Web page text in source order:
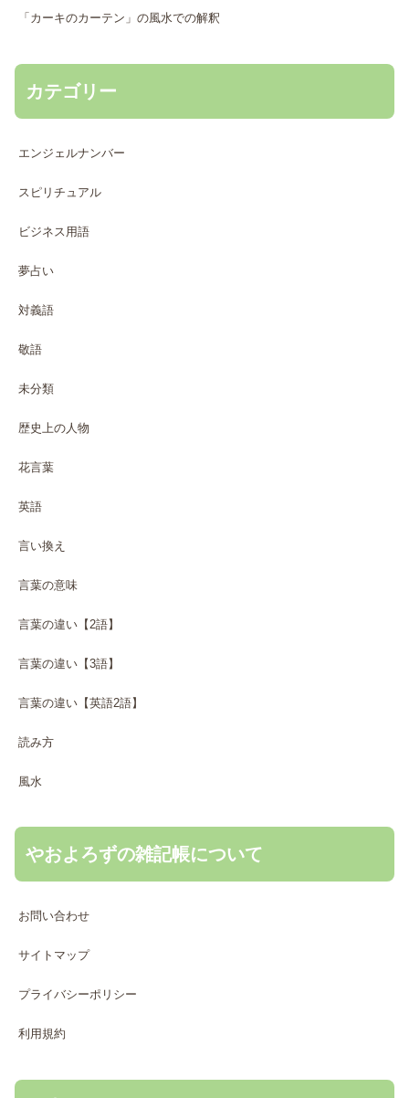
「カーキのカーテン」の風水での解釈
カテゴリー
エンジェルナンバー
スピリチュアル
ビジネス用語
夢占い
対義語
敬語
未分類
歴史上の人物
花言葉
英語
言い換え
言葉の意味
言葉の違い【2語】
言葉の違い【3語】
言葉の違い【英語2語】
読み方
風水
やおよろずの雑記帳について
お問い合わせ
サイトマップ
プライバシーポリシー
利用規約